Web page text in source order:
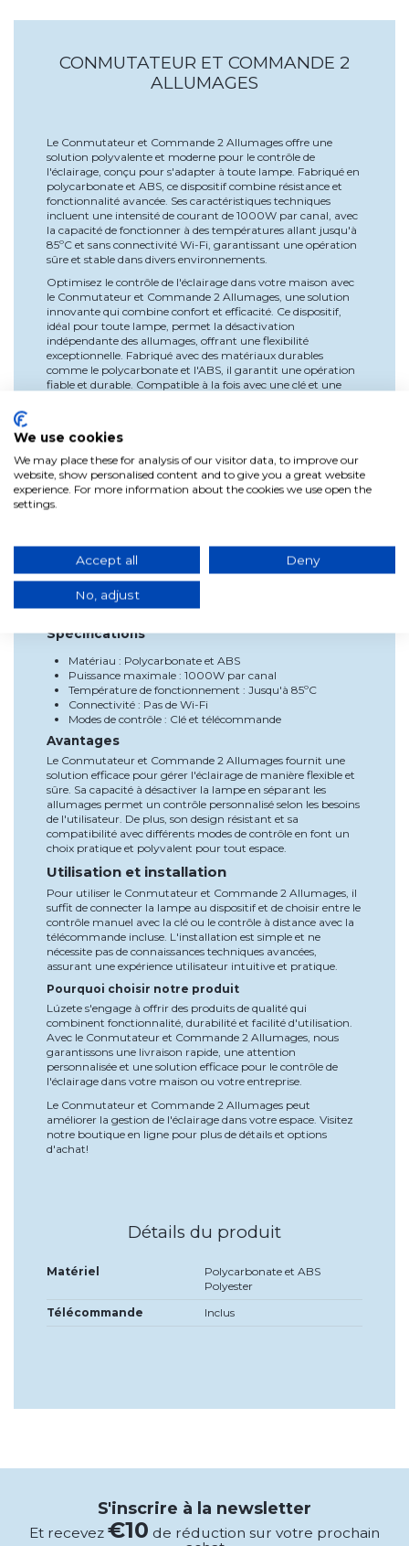
CONMUTATEUR ET COMMANDE 2
ALLUMAGES
Le Conmutateur et Commande 2 Allumages offre une
solution polyvalente et moderne pour le contrôle de
l'éclairage, conçu pour s'adapter à toute lampe. Fabriqué en
polycarbonate et ABS, ce dispositif combine résistance et
fonctionnalité avancée. Ses caractéristiques techniques
incluent une intensité de courant de 1000W par canal, avec
la capacité de fonctionner à des températures allant jusqu'à
85ºC et sans connectivité Wi-Fi, garantissant une opération
sûre et stable dans divers environnements.
Optimisez le contrôle de l'éclairage dans votre maison avec
le Conmutateur et Commande 2 Allumages, une solution
innovante qui combine confort et efficacité. Ce dispositif,
idéal pour toute lampe, permet la désactivation
indépendante des allumages, offrant une flexibilité
exceptionnelle. Fabriqué avec des matériaux durables
comme le polycarbonate et l'ABS, il garantit une opération
fiable et durable. Compatible à la fois avec une clé et une
Caractéristiques principales
Fabriqué en polycarbonate et ABS pour une durabilité
et une résistance accrues.
Intensité de courant de 1000W par canal, adapté à
Pas de connectivité Wi-Fi, idéal pour les
environnements ne nécessitant pas de connexion
Internet.
Compatible avec clé et télécommande, offrant
plusieurs options de contrôle.
Spécifications
Matériau : Polycarbonate et ABS
Puissance maximale : 1000W par canal
Température de fonctionnement : Jusqu'à 85ºC
Connectivité : Pas de Wi-Fi
Modes de contrôle : Clé et télécommande
Avantages
Le Conmutateur et Commande 2 Allumages fournit une
solution efficace pour gérer l'éclairage de manière flexible et
sûre. Sa capacité à désactiver la lampe en séparant les
allumages permet un contrôle personnalisé selon les besoins
de l'utilisateur. De plus, son design résistant et sa
compatibilité avec différents modes de contrôle en font un
choix pratique et polyvalent pour tout espace.
Utilisation et installation
Pour utiliser le Conmutateur et Commande 2 Allumages, il
suffit de connecter la lampe au dispositif et de choisir entre le
contrôle manuel avec la clé ou le contrôle à distance avec la
télécommande incluse. L'installation est simple et ne
nécessite pas de connaissances techniques avancées,
assurant une expérience utilisateur intuitive et pratique.
Pourquoi choisir notre produit
Lúzete s'engage à offrir des produits de qualité qui
combinent fonctionnalité, durabilité et facilité d'utilisation.
Avec le Conmutateur et Commande 2 Allumages, nous
garantissons une livraison rapide, une attention
personnalisée et une solution efficace pour le contrôle de
l'éclairage dans votre maison ou votre entreprise.
Le Conmutateur et Commande 2 Allumages peut
améliorer la gestion de l'éclairage dans votre espace. Visitez
notre boutique en ligne pour plus de détails et options
d'achat!
Détails du produit
Matériel
Polycarbonate et ABS
Polyester
Télécommande
Inclus
S'inscrire à la newsletter
Et recevez €10 de réduction sur votre prochain
We use cookies
We may place these for analysis of our visitor data, to improve our
website, show personalised content and to give you a great website
experience. For more information about the cookies we use open the
settings.
Accept all Deny
No, adjust